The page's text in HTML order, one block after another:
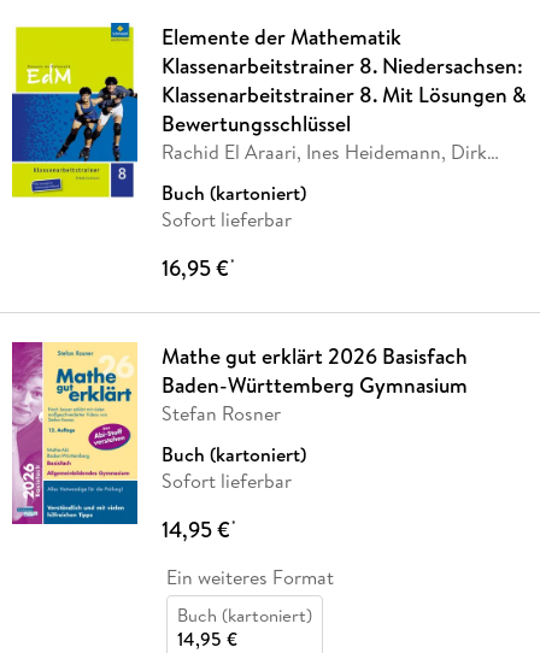
Elemente der Mathematik
Klassenarbeitstrainer 8. Niedersachsen:
Klassenarbeitstrainer 8. Mit Lösungen &
Bewertungsschlüssel
Rachid El Araari, Ines Heidemann, Dirk
Buch (kartoniert)
Sofort lieferbar
16,95 €*
Mathe gut erklärt 2026 Basisfach
Baden-Württemberg Gymnasium
Stefan Rosner
Buch (kartoniert)
Sofort lieferbar
14,95 €*
Ein weiteres Format
Buch (kartoniert)
14,95 €